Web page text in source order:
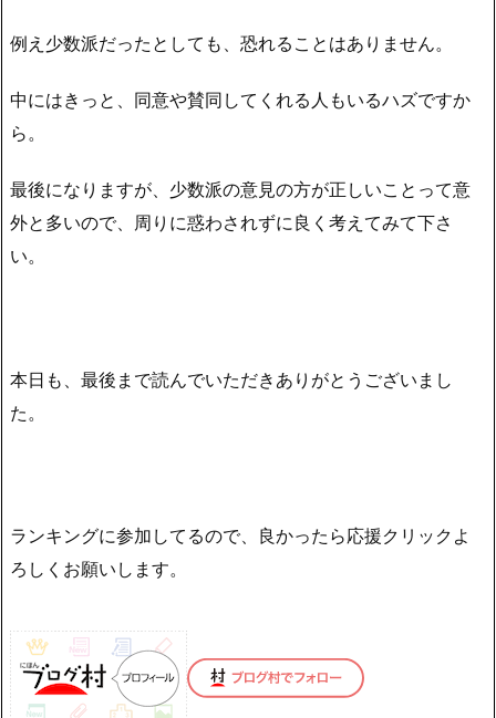
例え少数派だったとしても、恐れることはありません。
中にはきっと、同意や賛同してくれる人もいるハズですか
ら。
最後になりますが、少数派の意見の方が正しいことって意
外と多いので、周りに惑わされずに良く考えてみて下さ
い。
本日も、最後まで読んでいただきありがとうございまし
た。
ランキングに参加してるので、良かったら応援クリックよ
ろしくお願いします。